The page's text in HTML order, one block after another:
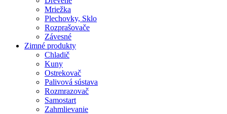
Mriežka
Plechovky, Sklo
Rozprašovače
Závesné
Zimné produkty
Chladič
Kuny
Ostrekovač
Palivová sústava
Rozmrazovač
Samostart
Zahmlievanie